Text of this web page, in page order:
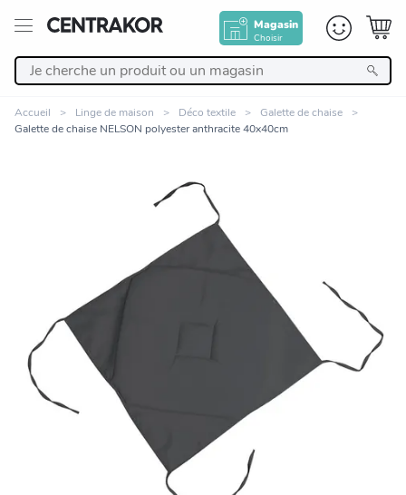
Magasin
Choisir
Linge de maison
Meuble
Cuisine et art de la table
Salle de bain et beauté
Entretien et rangement
Accueil Linge de maison Déco textile
Galette de chaise
Galette de chaise NELSON polyester anthracite 40x40cm
Zoomer sur l'image